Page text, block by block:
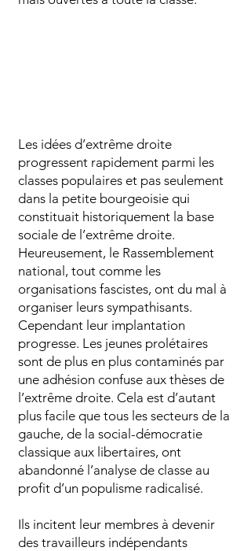
Les idées d’extrême droite
progressent rapidement parmi les
classes populaires et pas seulement
dans la petite bourgeoisie qui
constituait historiquement la base
sociale de l’extrême droite.
Heureusement, le Rassemblement
national, tout comme les
organisations fascistes, ont du mal à
organiser leurs sympathisants.
Cependant leur implantation
progresse. Les jeunes prolétaires
sont de plus en plus contaminés par
une adhésion confuse aux thèses de
l’extrême droite. Cela est d’autant
plus facile que tous les secteurs de la
gauche, de la social-démocratie
classique aux libertaires, ont
abandonné l’analyse de classe au
profit d’un populisme radicalisé.
Ils incitent leur membres à devenir
des travailleurs indépendants